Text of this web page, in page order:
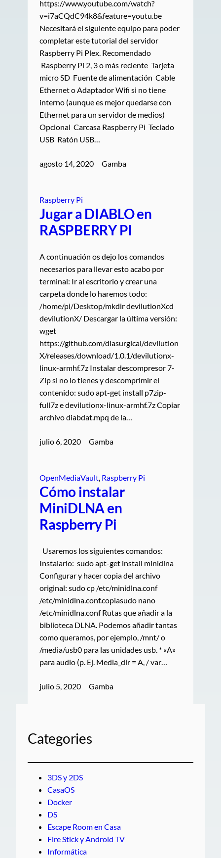
https://www.youtube.com/watch?
v=i7aCQdC94k8&feature=youtu.be
Necesitará el siguiente equipo para poder
completar este tutorial del servidor
Raspberry Pi Plex. Recomendado
Raspberry Pi 2, 3 o más reciente Tarjeta
micro SD Fuente de alimentación Cable
Ethernet o Adaptador Wifi si no tiene
interno (aunque es mejor quedarse con
Ethernet para un servidor de medios)
Opcional Carcasa Raspberry Pi Teclado
USB Ratón USB…
agosto 14, 2020 Gamba
Raspberry Pi
Jugar a DIABLO en
RASPBERRY PI
A continuación os dejo los comandos
necesarios para llevar esto acabo por
terminal: Ir al escritorio y crear una
carpeta donde lo haremos todo:
/home/pi/Desktop/mkdir devilutionXcd
devilutionX/ Descargar la última versión:
wget
https://github.com/diasurgical/devilution
X/releases/download/1.0.1/devilutionx-
linux-armhf.7z Instalar descompresor 7-
Zip si no lo tienes y descomprimir el
contenido: sudo apt-get install p7zip-
full7z e devilutionx-linux-armhf.7z Copiar
archivo diabdat.mpq de la…
julio 6, 2020 Gamba
OpenMediaVault Raspberry Pi
Cómo instalar
MiniDLNA en
Raspberry Pi
Usaremos los siguientes comandos:
Instalarlo: sudo apt-get install minidlna
Configurar y hacer copia del archivo
original: sudo cp /etc/minidlna.conf
/etc/minidlna.conf.copiasudo nano
/etc/minidlna.conf Rutas que añadir a la
biblioteca DLNA. Podemos añadir tantas
como queramos, por ejemplo, /mnt/ o
/media/usb0 para las unidades usb. * «A»
para audio (p. Ej. Media_dir = A, / var…
julio 5, 2020 Gamba
Categories
3DS y 2DS
CasaOS
Docker
DS
Escape Room en Casa
Fire Stick y Android TV
Informática